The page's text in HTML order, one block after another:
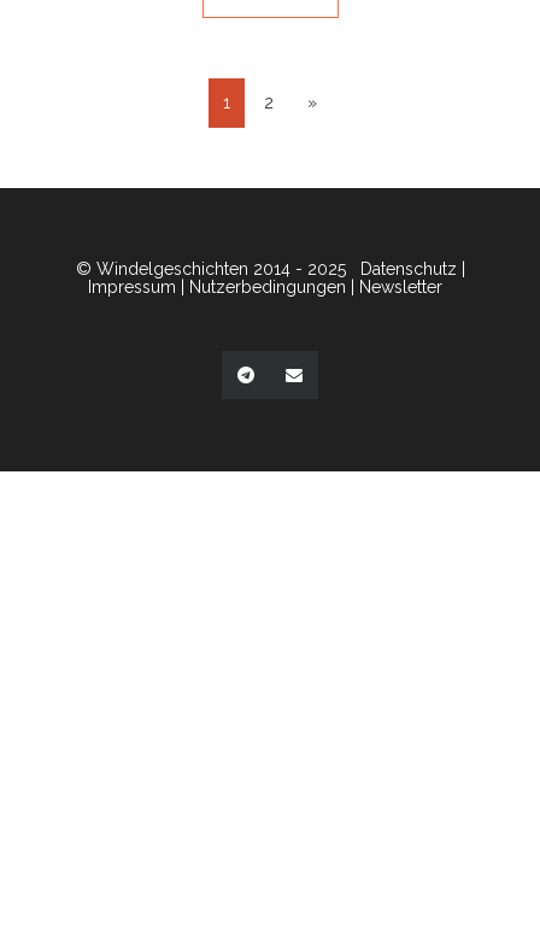
1 2 »
© Windelgeschichten 2014 - 2025 Datenschutz
Impressum
Nutzerbedingungen Newsletter